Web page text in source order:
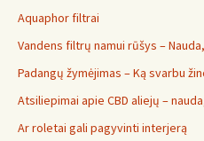
Aquaphor filtrai
Vandens filtrų namui rūšys –
Padangų žymėjimas – Ką svarbu
Atsiliepimai apie CBD aliejų –
Ar roletai gali pagyvinti interjerą